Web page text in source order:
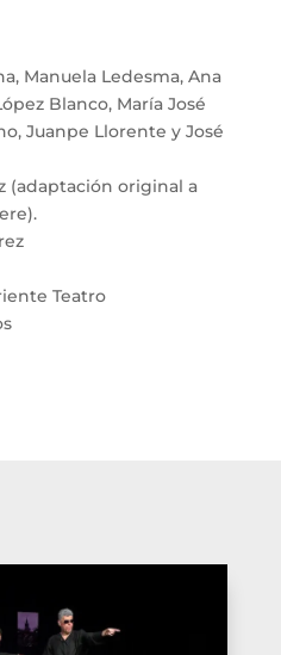
Manuela Ledesma, Ana
Blanco, María José
Juanpe Llorente y José
(adaptación original a
Teatro